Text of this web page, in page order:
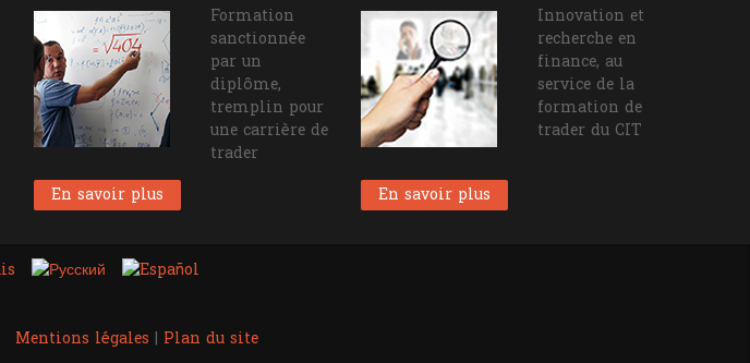
Formation
sanctionnée
par un
diplôme,
tremplin pour
une carrière de
trader
En savoir plus
Innovation et
recherche en
finance, au
service de la
formation de
trader du CIT
En savoir plus
Mentions légales | Plan du site